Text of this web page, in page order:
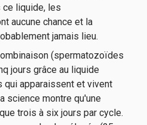
ce liquide, les
aucune chance et la
jamais lieu.
(spermatozoïdes
jours grâce au liquide
qui apparaissent et vivent
science montre qu'une
trois à six jours par cycle.